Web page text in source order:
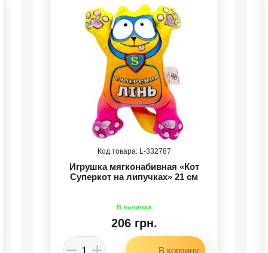
332787
Игрушка мягконабивная «Кот
Суперкот на липучках» 21 см
206 грн.